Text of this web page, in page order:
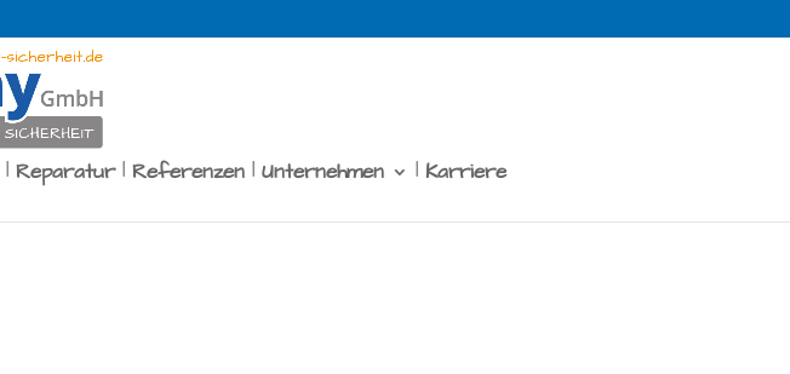
Reparatur Referenzen Unternehmen Karriere